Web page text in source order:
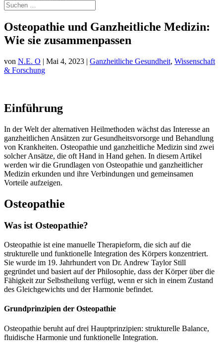
Osteopathie und Ganzheitliche Medizin:
Wie sie zusammenpassen
von N.E. O | Mai 4, 2023 | Ganzheitliche Gesundheit, Wissenschaft
& Forschung
Einführung
In der Welt der alternativen Heilmethoden wächst das Interesse an
ganzheitlichen Ansätzen zur Gesundheitsvorsorge und Behandlung
von Krankheiten. Osteopathie und ganzheitliche Medizin sind zwei
solcher Ansätze, die oft Hand in Hand gehen. In diesem Artikel
werden wir die Grundlagen von Osteopathie und ganzheitlicher
Medizin erkunden und ihre Verbindungen und gemeinsamen
Vorteile aufzeigen.
Osteopathie
Was ist Osteopathie?
Osteopathie ist eine manuelle Therapieform, die sich auf die
strukturelle und funktionelle Integration des Körpers konzentriert.
Sie wurde im 19. Jahrhundert von Dr. Andrew Taylor Still
gegründet und basiert auf der Philosophie, dass der Körper über die
Fähigkeit zur Selbstheilung verfügt, wenn er sich in einem Zustand
des Gleichgewichts und der Harmonie befindet.
Grundprinzipien der Osteopathie
Osteopathie beruht auf drei Hauptprinzipien: strukturelle Balance,
fluidische Harmonie und funktionelle Integration.